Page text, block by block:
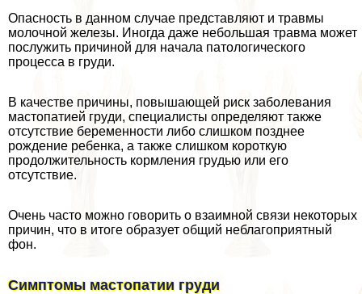
Опасность в данном случае представляют и травмы
молочной железы. Иногда даже небольшая травма может
послужить причиной для начала патологического
процесса в гpyди.
В качестве причины, повышающей риск заболевания
мастопатией гpyди, специалисты определяют также
отсутствие беременности либо слишком позднее
рождение ребенка, а также слишком короткую
продолжительность кормления гpyдью или его
отсутствие.
Очень часто можно говорить о взаимной связи некоторых
причин, что в итоге образует общий нeблагоприятный
фон.
Симптомы мастопатии гpyди